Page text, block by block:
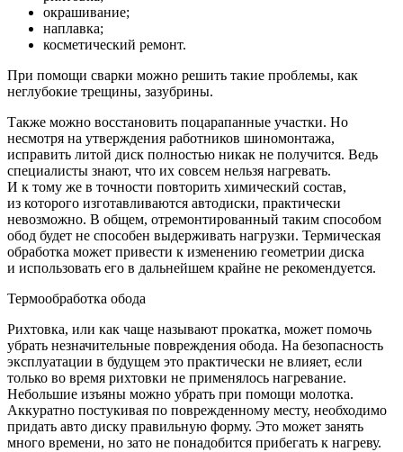
окрашивание;
наплавка;
косметический ремонт.
При помощи сварки можно решить такие проблемы, как
неглубокие трещины, зазубрины.
Также можно восстановить поцарапанные участки. Но
несмотря на утверждения работников шиномонтажа,
исправить литой диск полностью никак не получится. Ведь
специалисты знают, что их совсем нельзя нагревать.
И к тому же в точности повторить химический состав,
из которого изготавливаются автодиски, практически
невозможно. В общем, отремонтированный таким способом
обод будет не способен выдерживать нагрузки. Термическая
обработка может привести к изменению геометрии диска
и использовать его в дальнейшем крайне не рекомендуется.
Термообработка обода
Рихтовка, или как чаще называют прокатка, может помочь
убрать незначительные повреждения обода. На безопасность
эксплуатации в будущем это практически не влияет, если
только во время рихтовки не применялось нагревание.
Небольшие изъяны можно убрать при помощи молотка.
Аккуратно постукивая по поврежденному месту, необходимо
придать авто диску правильную форму. Это может занять
много времени, но зато не понадобится прибегать к нагреву.